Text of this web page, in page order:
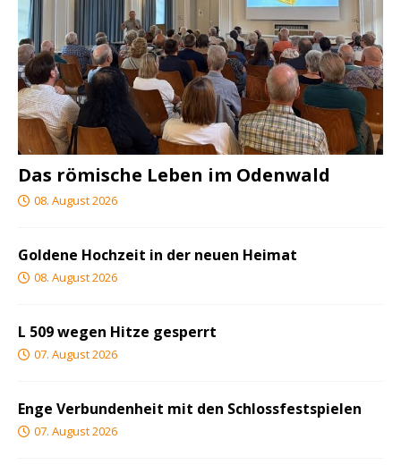
Das römische Leben im Odenwald
08. August 2026
Goldene Hochzeit in der neuen Heimat
08. August 2026
L 509 wegen Hitze gesperrt
07. August 2026
Enge Verbundenheit mit den Schlossfestspielen
07. August 2026